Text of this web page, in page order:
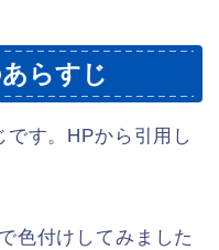
らすじ
です。HPから引用し
色付けしてみました